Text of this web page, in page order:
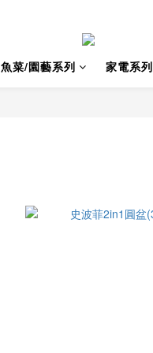
魚菜/園藝系列 家電系列